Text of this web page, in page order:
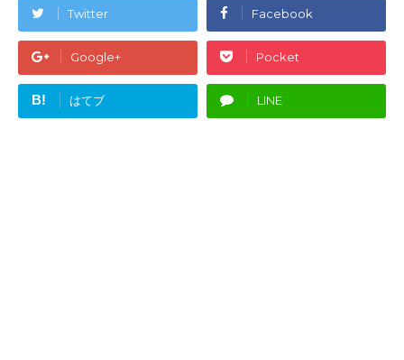
Twitter Facebook
Google+ Pocket
B! はてブ LINE